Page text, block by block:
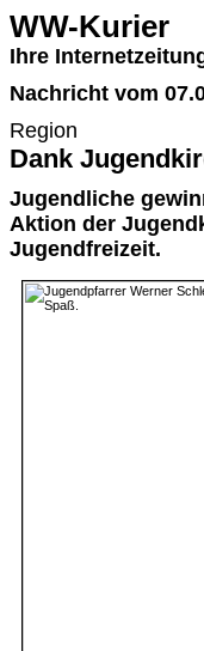
WW-Kurier
Ihre
Nachricht vom
Region
Dank
Jugendliche
Aktion der
Jugendfreizeit.